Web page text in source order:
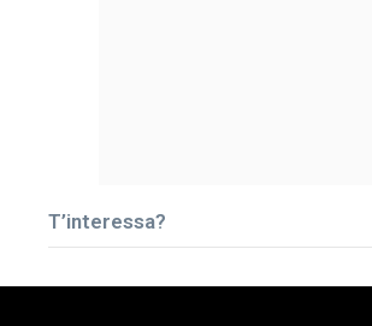
T’interessa?